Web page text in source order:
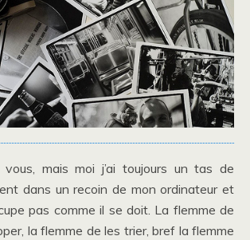
mais moi j’ai toujours un tas de
dans un recoin de mon ordinateur et
pas comme il se doit. La flemme de
la flemme de les trier, bref la flemme